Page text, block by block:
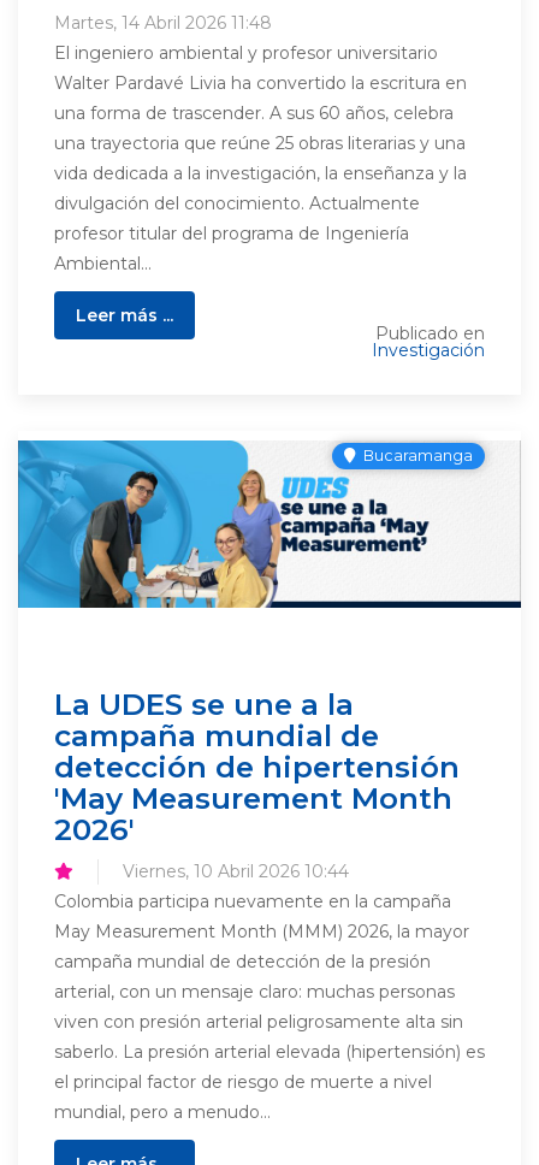
Martes, 14 Abril 2026 11:48
El ingeniero ambiental y profesor universitario
Walter Pardavé Livia ha convertido la escritura en
una forma de trascender. A sus 60 años, celebra
una trayectoria que reúne 25 obras literarias y una
vida dedicada a la investigación, la enseñanza y la
divulgación del conocimiento. Actualmente
profesor titular del programa de Ingeniería
Ambiental...
Leer más ...
Publicado en
Investigación
Bucaramanga
La UDES se une a la
campaña mundial de
detección de hipertensión
'May Measurement Month
2026'
Viernes, 10 Abril 2026 10:44
Colombia participa nuevamente en la campaña
May Measurement Month (MMM) 2026, la mayor
campaña mundial de detección de la presión
arterial, con un mensaje claro: muchas personas
viven con presión arterial peligrosamente alta sin
saberlo. La presión arterial elevada (hipertensión) es
el principal factor de riesgo de muerte a nivel
mundial, pero a menudo...